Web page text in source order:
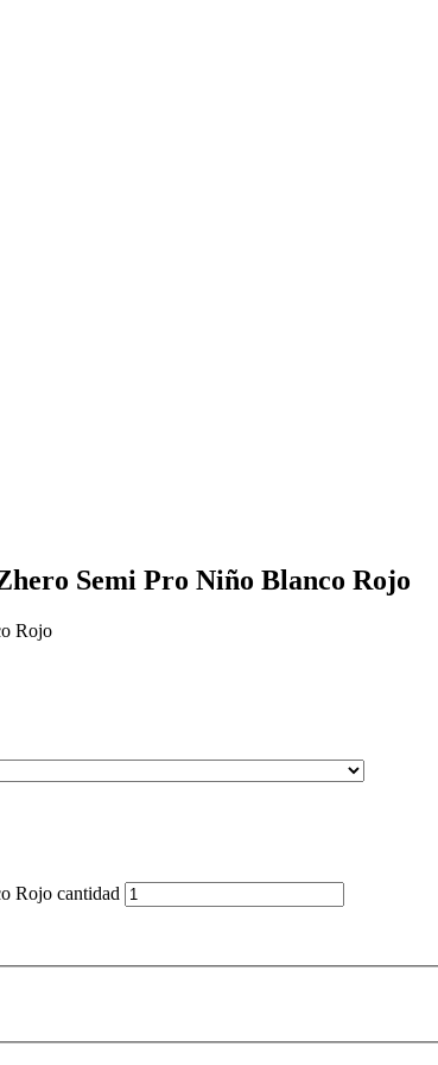
Semi Pro Niño Blanco Rojo
Rojo
Rojo cantidad